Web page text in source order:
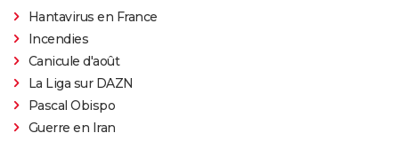
Hantavirus en France
Incendies
Canicule d'août
La Liga sur DAZN
Pascal Obispo
Guerre en Iran